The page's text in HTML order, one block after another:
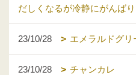
だしくなるが冷静にがんばり
23/10/28 エメラルドグリ
23/10/28 チャンカレ